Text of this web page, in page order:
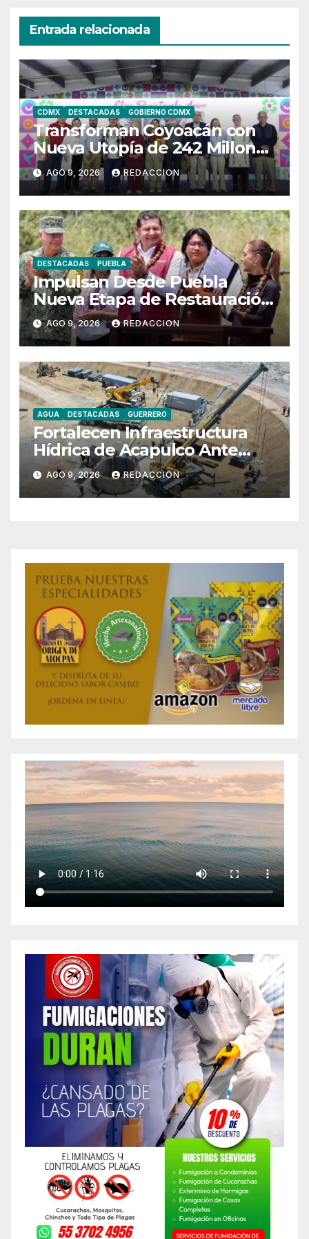
Entrada relacionada
CDMX DESTACADAS GOBIERNO CDMX
Transforman Coyoacán con
Nueva Utopía de 242 Millones
de Pesos
AGO 9, 2026 REDACCION
DESTACADAS PUEBLA
Impulsan Desde Puebla
Nueva Etapa de Restauración
Forestal en México
AGO 9, 2026 REDACCION
AGUA DESTACADAS GUERRERO
Fortalecen Infraestructura
Hídrica de Acapulco Ante
Ciclones
AGO 9, 2026 REDACCION